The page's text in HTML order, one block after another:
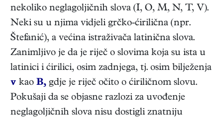
nekoliko neglagoljičnih slova (I, O, M, N, T, V).
Neki su u njima vidjeli grčko-ćirilična (npr.
Štefanić), a većina istraživača latinična slova.
Zanimljivo je da je riječ o slovima koja su ista u
latinici i ćirilici, osim zadnjega, tj. osim bilježenja
v kao B, gdje je riječ očito o ćiriličnom slovu.
Pokušaji da se objasne razlozi za uvođenje
neglagoljičnih slova nisu dostigli znatniju